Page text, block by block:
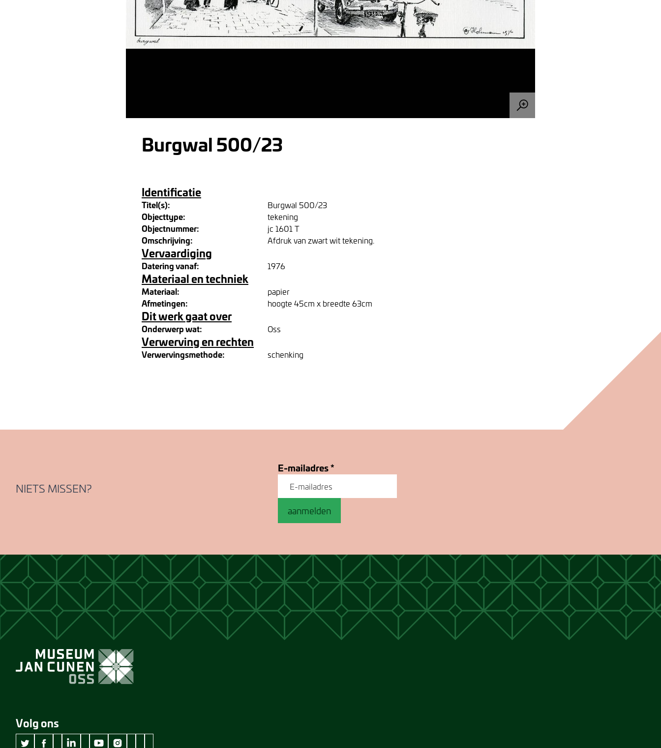
Burgwal 500/23
Identificatie
Titel(s): Burgwal 500/23
Objecttype: tekening
Objectnummer: jc 1601 T
Omschrijving: Afdruk van zwart wit tekening.
Vervaardiging
Datering vanaf: 1976
Materiaal en techniek
Materiaal: papier
Afmetingen: hoogte 45cm x breedte 63cm
Dit werk gaat over
Onderwerp wat: Oss
Verwerving en rechten
Verwervingsmethode: schenking
NIETS MISSEN?
E-mailadres*
aanmelden
Volg ons
wikipedia Museum Jan Cunen
googleplus Museum Jan Cunen